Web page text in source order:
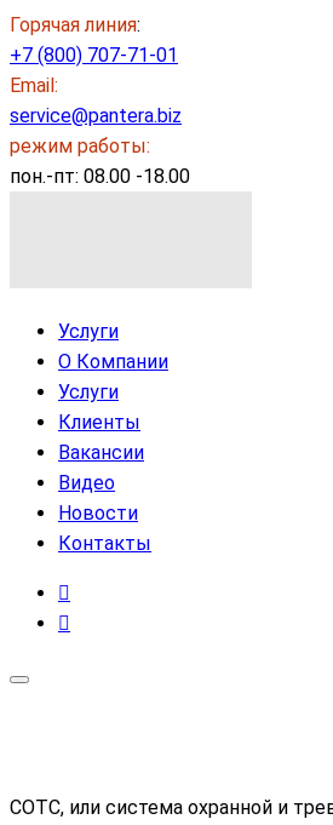
Горячая линия:
+7 (800) 707-71-01
Email:
service@pantera.biz
режим работы:
пон.-пт: 08.00 -18.00
Услуги
О Компании
Услуги
Клиенты
Вакансии
Видео
Новости
Контакты
СОТС, или система охранной и